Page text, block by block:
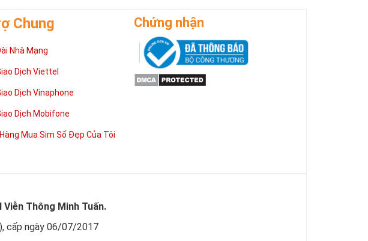
kết hợp với những đầu số phù hợp.
chọn sử dụng.
Chung
Nhà Mạng
Dịch Viettel
Dịch Vinaphone
Dịch Mobifone
Mua Sim Số Đẹp Của Tôi
Chứng nhận
Viễn Thông Minh Tuấn.
cấp ngày 06/07/2017